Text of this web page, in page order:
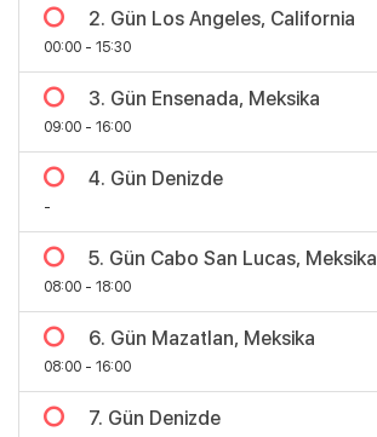
2. Gün Los Angeles, California
00:00 - 15:30
3. Gün Ensenada, Meksika
09:00 - 16:00
4. Gün Denizde
-
5. Gün Cabo San Lucas, Meksika
08:00 - 18:00
6. Gün Mazatlan, Meksika
08:00 - 16:00
7. Gün Denizde